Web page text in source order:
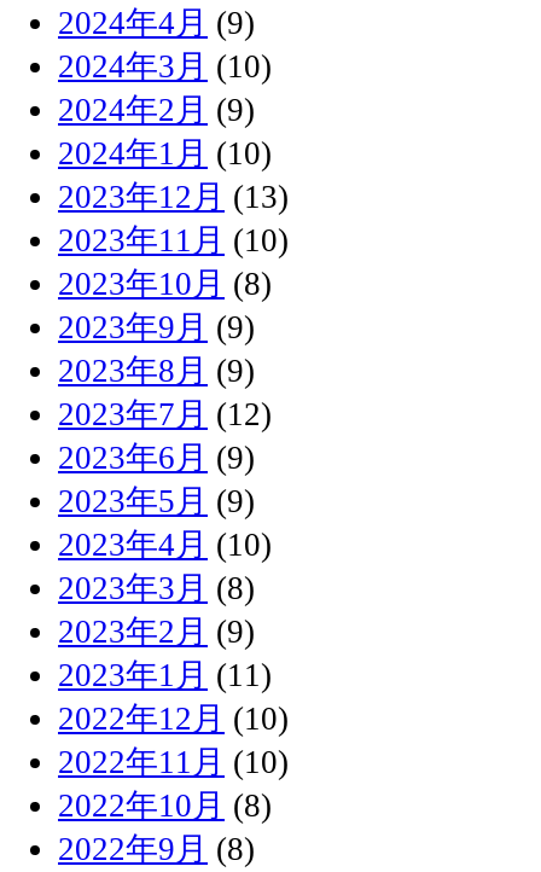
2024年4月 (9)
2024年3月 (10)
2024年2月 (9)
2024年1月 (10)
2023年12月 (13)
2023年11月 (10)
2023年10月 (8)
2023年9月 (9)
2023年8月 (9)
2023年7月 (12)
2023年6月 (9)
2023年5月 (9)
2023年4月 (10)
2023年3月 (8)
2023年2月 (9)
2023年1月 (11)
2022年12月 (10)
2022年11月 (10)
2022年10月 (8)
2022年9月 (8)